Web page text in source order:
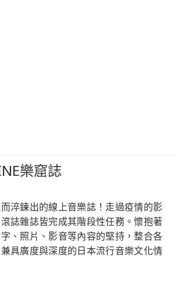
樂窟誌
淬鍊出的線上音樂誌！走過疫情的影
誌雜誌皆完成其階段性任務。懷抱著
、照片、影音等內容的堅持，整合各
具廣度與深度的日本流行音樂文化情